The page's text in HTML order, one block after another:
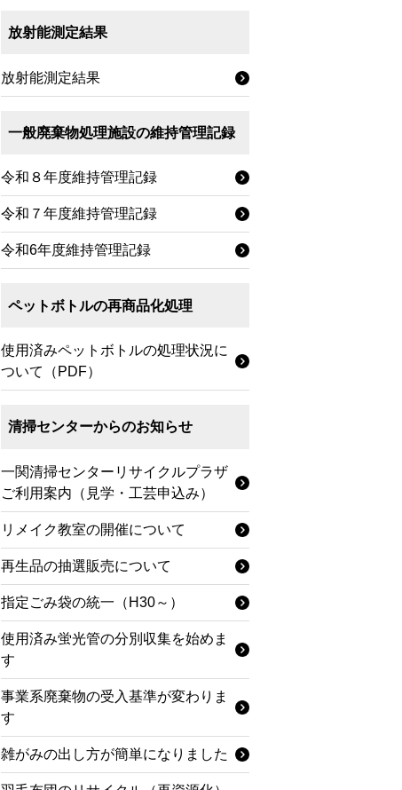
放射能測定結果
放射能測定結果
一般廃棄物処理施設の維持管理記録
令和８年度維持管理記録
令和７年度維持管理記録
令和6年度維持管理記録
ペットボトルの再商品化処理
使用済みペットボトルの処理状況に
ついて（PDF）
清掃センターからのお知らせ
一関清掃センターリサイクルプラザ
ご利用案内（見学・工芸申込み）
リメイク教室の開催について
再生品の抽選販売について
指定ごみ袋の統一（H30～）
使用済み蛍光管の分別収集を始めま
す
事業系廃棄物の受入基準が変わりま
す
雑がみの出し方が簡単になりました